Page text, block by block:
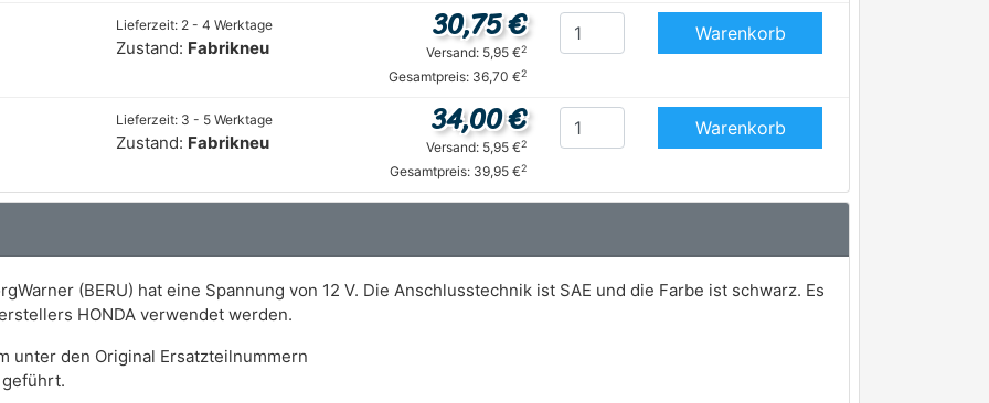
Lieferzeit: 2 - 4 Werktage
Zustand: Fabrikneu
30,75 €
Versand: 5,95 €2
Gesamtpreis: 36,70 €2
Warenkorb
Lieferzeit: 3 - 5 Werktage
Zustand: Fabrikneu
34,00 €
Versand: 5,95 €2
Gesamtpreis: 39,95 €2
Warenkorb
(BERU) hat eine Spannung von 12 V. Die Anschlusstechnik ist SAE und die Farbe ist schwarz. Es
HONDA verwendet werden.
unter den Original Ersatzteilnummern